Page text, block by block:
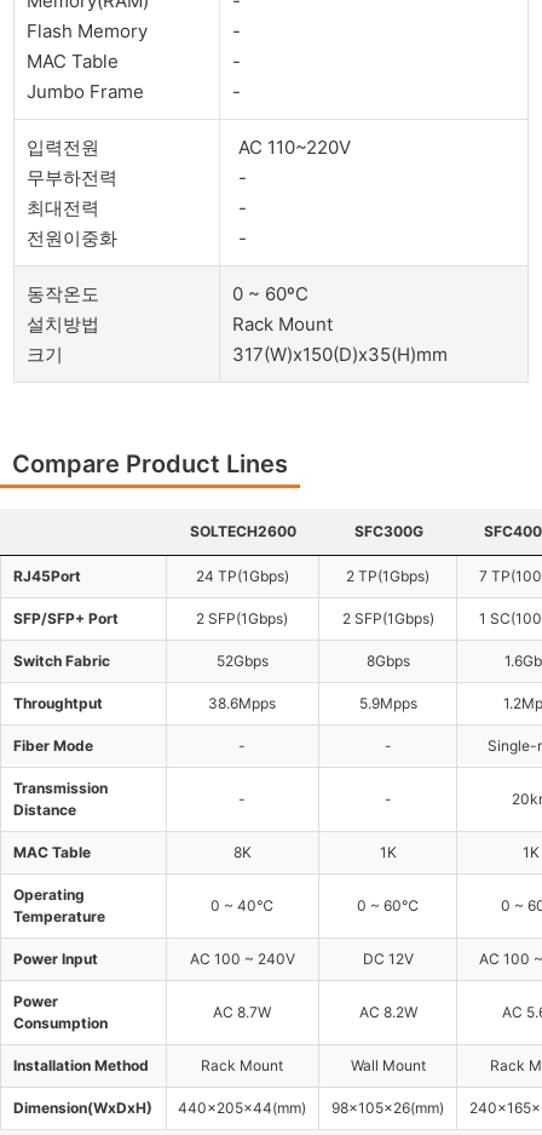
Flash Memory
MAC Table
Jumbo Frame
-
-
-
입력전원
무부하전력
최대전력
전원이중화
AC 110~220V
-
-
-
동작온도
설치방법
크기
0 ~ 60ºC
Rack Mount
317(W)x150(D)x35(H)mm
Compare Product Lines
SOLTECH2600 SFC300G
SOLTECH2600
SFC300G
RJ45Port 24 TP(1Gbps) 2 TP(1Gbps) 7
SFP/SFP+ Port 2 SFP(1Gbps) 2 SFP(1Gbps) 1
Switch Fabric 52Gbps 8Gbps
Throughtput 38.6Mpps 5.9Mpps
Fiber Mode - - Single-
Transmission
Distance
- -
MAC Table 8K 1K 1K
Operating
Temperature
0 ~ 40℃ 0 ~ 60℃ 0 ~
Power Input AC 100 ~ 240V DC 12V AC 100
Power
Consumption
AC 8.7W AC 8.2W AC
Installation Method Rack Mount Wall Mount Rack
Dimension(WxDxH) 440x205x44(mm) 98x105x26(mm)
RJ45Port
SFP/SFP+ Port
Switch Fabric
Throughtput
Fiber Mode
Transmission
Distance
MAC Table
Operating
Temperature
Power Input
Power
Consumption
Installation Method
Dimension(WxDxH)